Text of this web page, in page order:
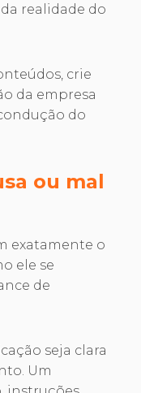
realidade do
crie
da empresa
do
ou mal
exatamente o
ele se
de
seja clara
Um